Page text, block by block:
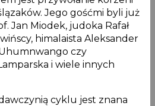
Jego gośćmi byli już
Jan Miodek, judoka Rafał
himalaista Aleksander
czy
i wiele innych
cyklu jest znana